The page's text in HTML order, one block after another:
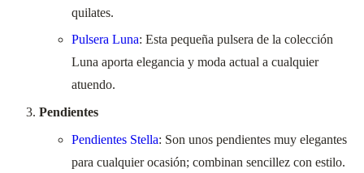
quilates.
Pulsera Luna: Esta pequeña pulsera de la colección
Luna aporta elegancia y moda actual a cualquier
atuendo.
Pendientes
Pendientes Stella: Son unos pendientes muy elegantes
para cualquier ocasión; combinan sencillez con estilo.